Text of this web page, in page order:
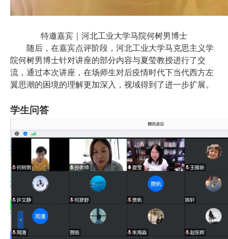
特邀嘉宾｜河北工业大学马院何树男博士
随后，在嘉宾点评阶段，河北工业大学马克思主义学
院何树男博士针对讲座的部分内容与夏莹教授进行了交
流，通过本次讲座，在场师生对后疫情时代下当代西方左
翼思潮的困境的理解更加深入，视域得到了进一步扩展。
学生问答